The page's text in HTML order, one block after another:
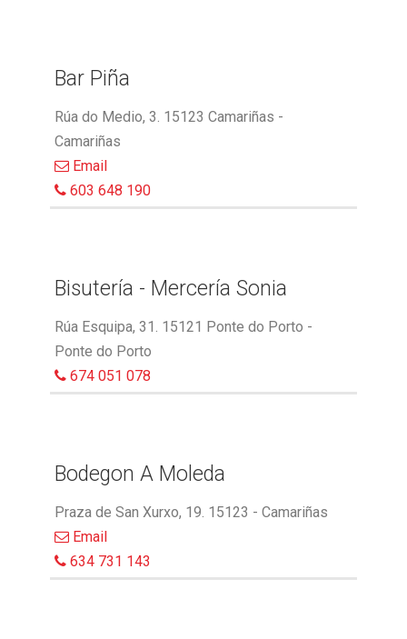
Bar Piña
Rúa do Medio, 3. 15123 Camariñas -
Camariñas
Email
603 648 190
Bisutería - Mercería Sonia
Rúa Esquipa, 31. 15121 Ponte do Porto -
Ponte do Porto
674 051 078
Bodegon A Moleda
Praza de San Xurxo, 19. 15123 - Camariñas
Email
634 731 143